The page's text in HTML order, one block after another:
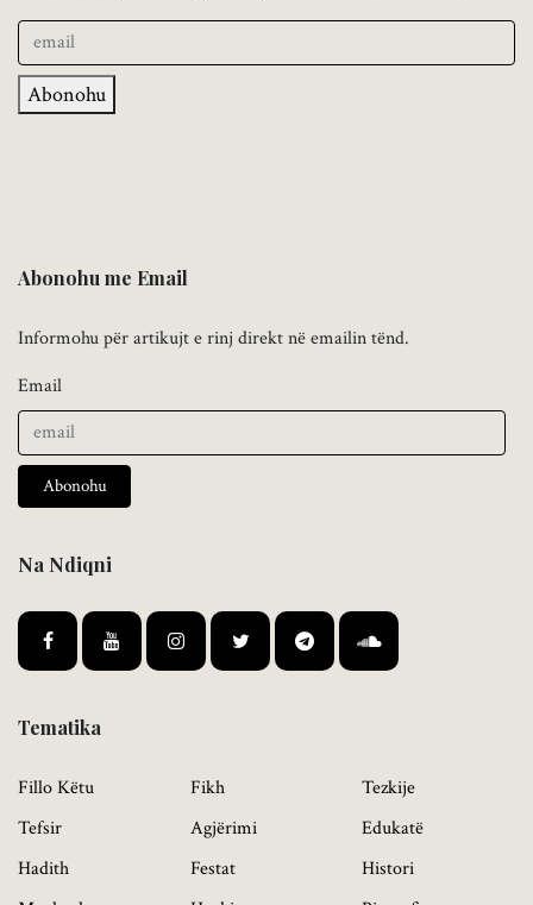
Abonohu
Abonohu me Email
Informohu për artikujt e rinj direkt në emailin tënd.
Email
Abonohu
Na Ndiqni
Tematika
Fillo Këtu
Tefsir
Hadith
Fikh
Agjërimi
Festat
Tezkije
Edukatë
Histori